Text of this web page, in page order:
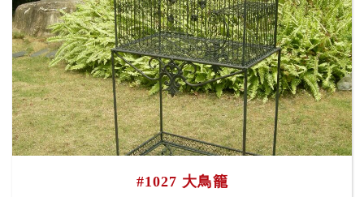
#1027 大鳥籠